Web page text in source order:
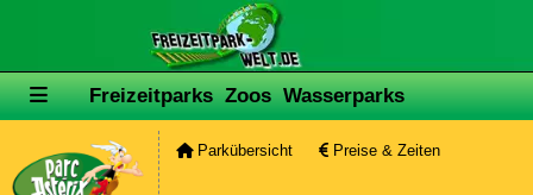
Freizeitparks Zoos Wasserparks
Parkübersicht Preise & Zeiten